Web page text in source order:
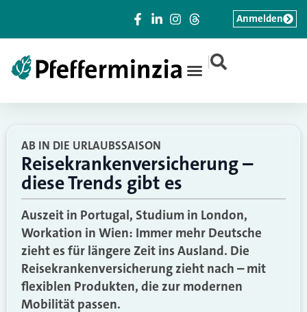
|
Anmelden
AB IN DIE URLAUBSSAISON
Reisekrankenversicherung –
diese Trends gibt es
Auszeit in Portugal, Studium in London,
Workation in Wien: Immer mehr Deutsche
zieht es für längere Zeit ins Ausland. Die
Reisekrankenversicherung zieht nach – mit
flexiblen Produkten, die zur modernen
Mobilität passen.